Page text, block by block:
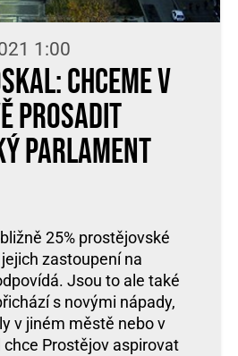
1:00
Chceme v
prosadit
parlament
25% prostějovské
zastoupení na
Jsou to ale také
s novými nápady,
v jiném městě nebo v
Prostějov aspirovat